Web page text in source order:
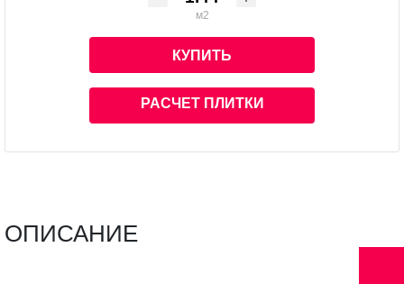
м2
КУПИТЬ
РАСЧЕТ ПЛИТКИ
ОПИСАНИЕ